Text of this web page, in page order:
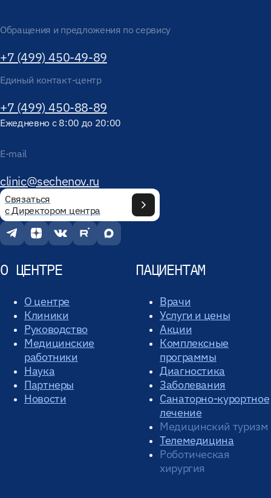
Обращения и предложения по сервису
+7 (499) 450-49-89
Единый контакт-центр
+7 (499) 450-88-89
Ежедневно с 8:00 до 20:00
E-mail
clinic@sechenov.ru
Связаться
с Директором центра
О ЦЕНТРЕ
О центре
Клиники
Руководство
Медицинские
работники
Наука
Партнеры
Новости
ПАЦИЕНТАМ
Врачи
Услуги и цены
Акции
Комплексные
программы
Диагностика
Заболевания
Санаторно-курортное
лечение
Медицинский туризм
Телемедицина
Роботическая
хирургия